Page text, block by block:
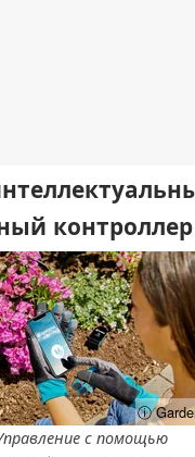
ⓘ
с помощью